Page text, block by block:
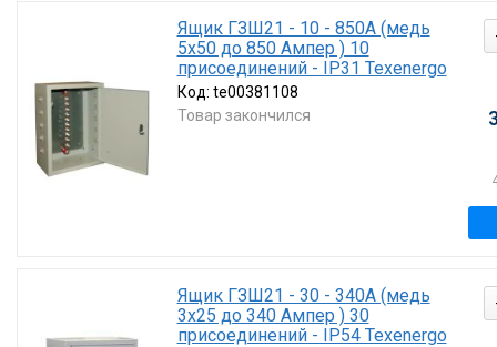
Ящик ГЗШ21 - 10 - 850А (медь
5х50 до 850 Ампер ) 10
присоединений - IP31 Texenergo
Код: te00381108
Товар закончился
Ящик ГЗШ21 - 30 - 340А (медь
3х25 до 340 Ампер ) 30
присоединений - IP54 Texenergo